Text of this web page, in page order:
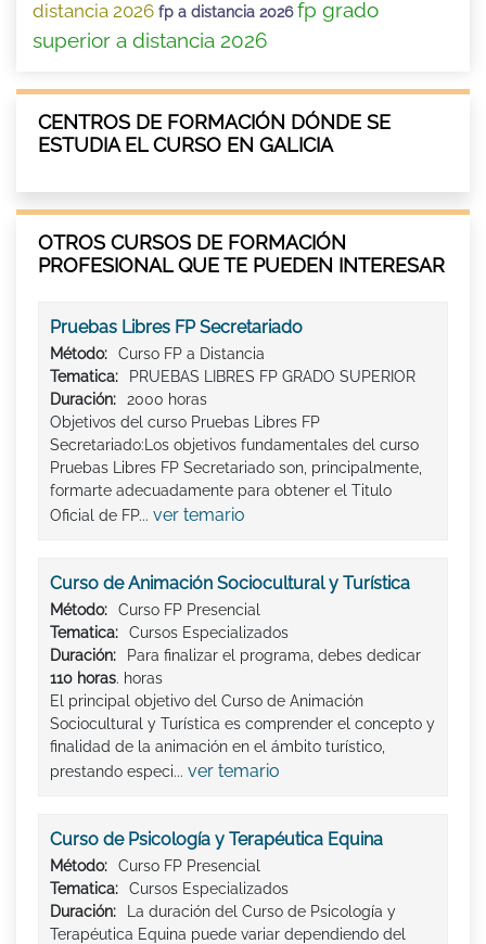
distancia 2026 fp a distancia 2026 fp grado
superior a distancia 2026
CENTROS DE FORMACIÓN DÓNDE SE
ESTUDIA EL CURSO EN GALICIA
OTROS CURSOS DE FORMACIÓN
PROFESIONAL QUE TE PUEDEN INTERESAR
Pruebas Libres FP Secretariado
Método:
Curso FP a Distancia
Tematica:
PRUEBAS LIBRES FP GRADO SUPERIOR
Duración:
2000 horas
Objetivos del curso Pruebas Libres FP
Secretariado:Los objetivos fundamentales del curso
Pruebas Libres FP Secretariado son, principalmente,
formarte adecuadamente para obtener el Titulo
Oficial de FP... ver temario
Curso de Animación Sociocultural y Turística
Método:
Curso FP Presencial
Tematica:
Cursos Especializados
Duración:
Para finalizar el programa, debes dedicar
110 horas. horas
El principal objetivo del Curso de Animación
Sociocultural y Turística es comprender el concepto y
finalidad de la animación en el ámbito turístico,
prestando especi... ver temario
Curso de Psicología y Terapéutica Equina
Método:
Curso FP Presencial
Tematica:
Cursos Especializados
Duración:
La duración del Curso de Psicología y
Terapéutica Equina puede variar dependiendo del